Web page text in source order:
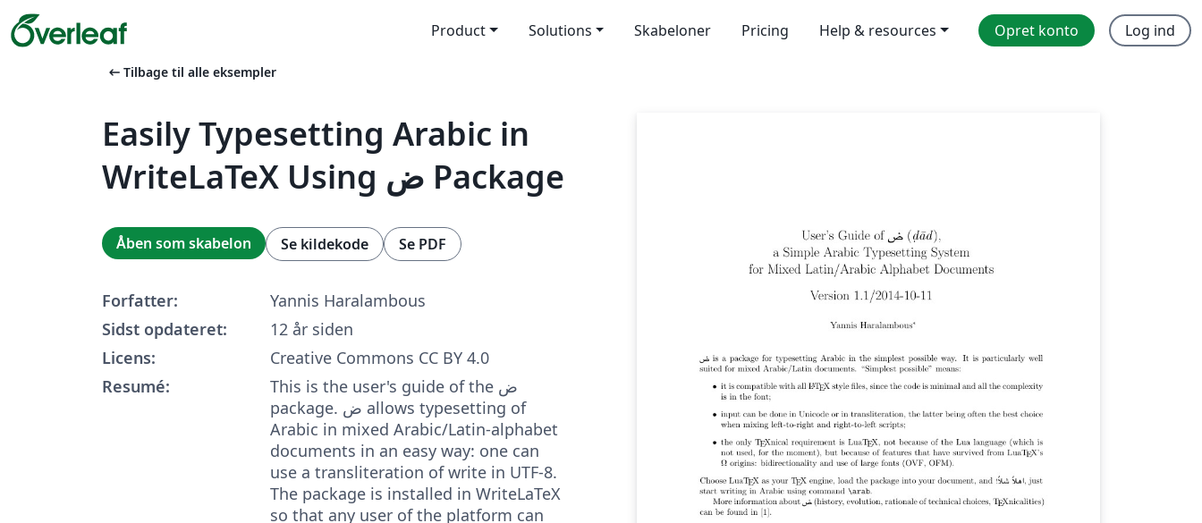
Product Solutions Skabeloner Pricing Help & resources Opret konto Log ind
arrow_left_alt Tilbage til alle eksempler
Easily Typesetting Arabic in
WriteLaTeX Using ض Package
Åben som skabelon Se kildekode Se PDF
Forfatter:
Yannis Haralambous
Sidst opdateret:
12 år siden
Licens:
Creative Commons CC BY 4.0
Resumé:
This is the user's guide of the ض
package. ض allows typesetting of
Arabic in mixed Arabic/Latin-alphabet
documents in an easy way: one can
use a transliteration of write in UTF-8.
The package is installed in WriteLaTeX
so that any user of the platform can